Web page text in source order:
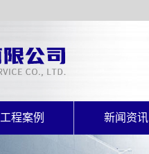
工程案例 新闻资讯
公司新闻